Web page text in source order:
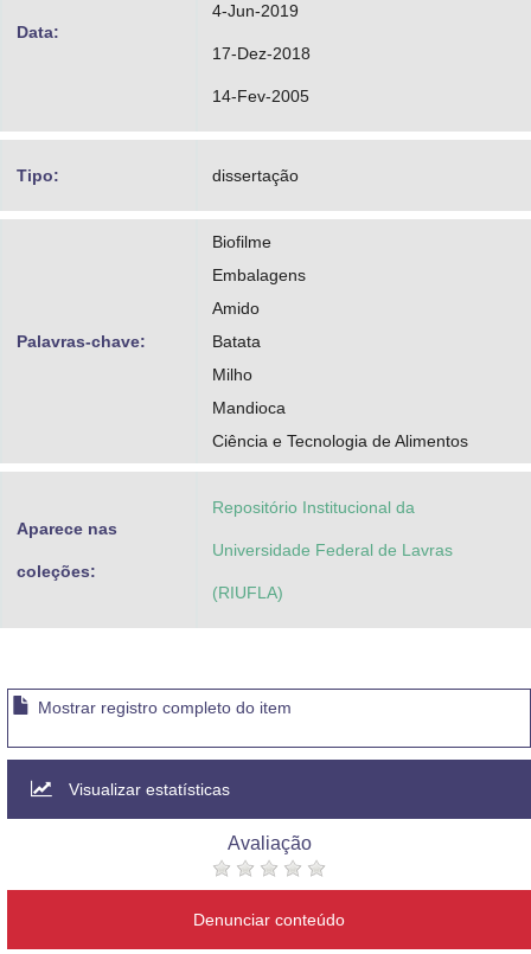
Data:
4-Jun-2019
17-Dez-2018
14-Fev-2005
Tipo: dissertação
Palavras-chave:
Biofilme
Embalagens
Amido
Batata
Milho
Mandioca
Ciência e Tecnologia de Alimentos
Aparece nas
coleções:
Repositório Institucional da
Universidade Federal de Lavras
(RIUFLA)
Mostrar registro completo do item
Visualizar estatísticas
Avaliação
Denunciar conteúdo